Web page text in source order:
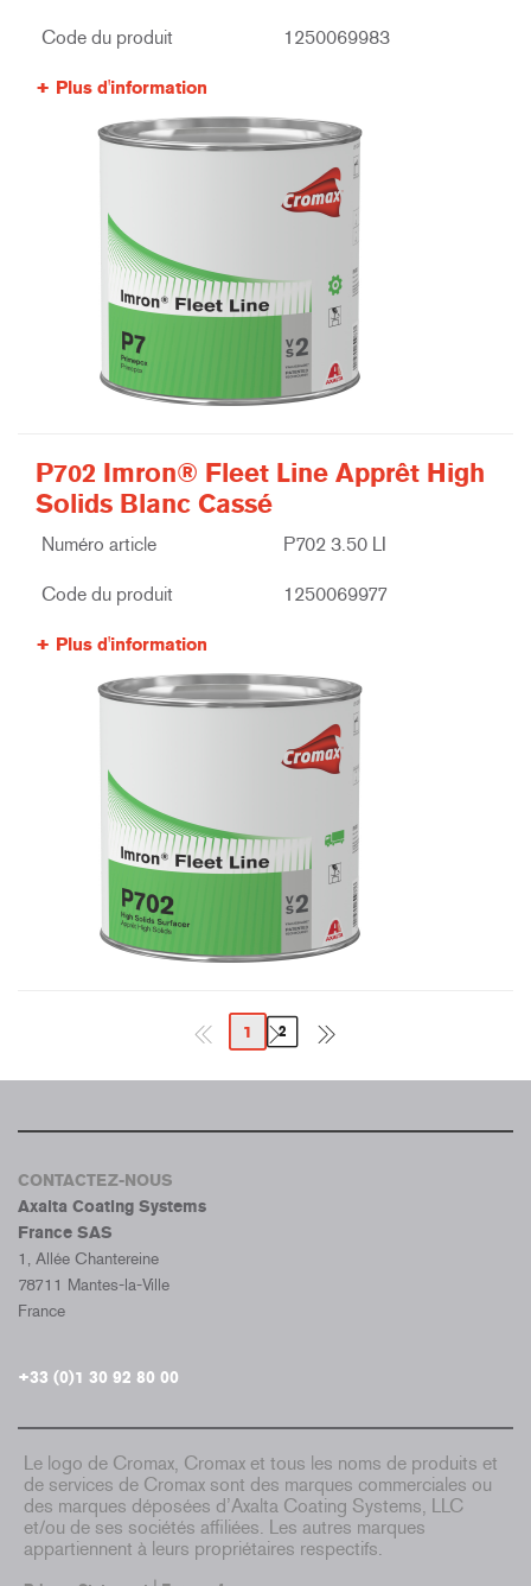
Code du produit 1250069983
Plus d'information
P702 Imron® Fleet Line Apprêt High
Solids Blanc Cassé
Numéro article P702 3.50 LI
Code du produit 1250069977
Plus d'information
1 2
CONTACTEZ-NOUS
Axalta Coating Systems
France SAS
1, Allée Chantereine
78711 Mantes-la-Ville
France
+33 (0)1 30 92 80 00
Le logo de Cromax, Cromax et tous les noms de produits et
de services de Cromax sont des marques commerciales ou
des marques déposées d’Axalta Coating Systems, LLC
et/ou de ses sociétés affiliées. Les autres marques
appartiennent à leurs propriétaires respectifs.